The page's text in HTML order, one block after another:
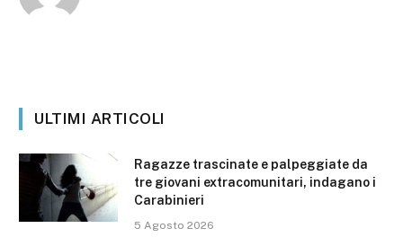
ULTIMI ARTICOLI
Ragazze trascinate e palpeggiate da
tre giovani extracomunitari, indagano i
Carabinieri
5 Agosto 2026